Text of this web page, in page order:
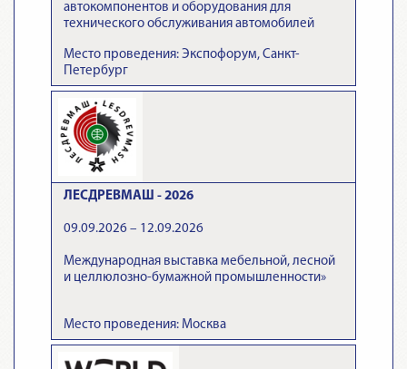
автокомпонентов и оборудования для
технического обслуживания автомобилей
Место проведения: Экспофорум, Санкт-
Петербург
ЛЕСДРЕВМАШ - 2026
09.09.2026 – 12.09.2026
Международная выставка мебельной, лесной
и целлюлозно-бумажной промышленности»
Место проведения: Москва